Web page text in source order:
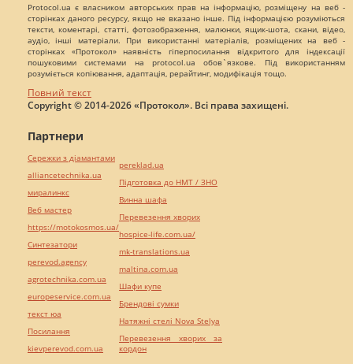
Protocol.ua є власником авторських прав на інформацію, розміщену на веб -
сторінках даного ресурсу, якщо не вказано інше. Під інформацією розуміються
тексти, коментарі, статті, фотозображення, малюнки, ящик-шота, скани, відео,
аудіо, інші матеріали. При використанні матеріалів, розміщених на веб -
сторінках «Протокол» наявність гіперпосилання відкритого для індексації
пошуковими системами на protocol.ua обов`язкове. Під використанням
розуміється копіювання, адаптація, рерайтинг, модифікація тощо.
Повний текст
Copyright © 2014-2026 «Протокол». Всі права захищені.
Партнери
Сережки з діамантами
alliancetechnika.ua
миралинкс
Веб мастер
https://motokosmos.ua/
Синтезатори
perevod.agency
agrotechnika.com.ua
europeservice.com.ua
текст юа
Посилання
kievperevod.com.ua
pereklad.ua
Підготовка до НМТ / ЗНО
Винна шафа
Перевезення хворих
hospice-life.com.ua/
mk-translations.ua
maltina.com.ua
Шафи купе
Брендові сумки
Натяжні стелі Nova Stelya
Перевезення хворих за
кордон